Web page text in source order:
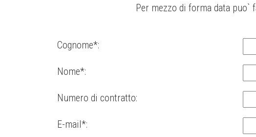
Per mezzo di forma data puo`
Cognome*:
Nome*:
Numero di contratto:
E-mail*: